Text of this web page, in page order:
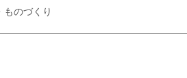
ものづくり